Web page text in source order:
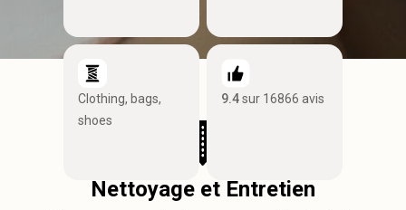
Clothing, bags,
shoes
9.4sur 16866 avis
Nettoyage et Entretien